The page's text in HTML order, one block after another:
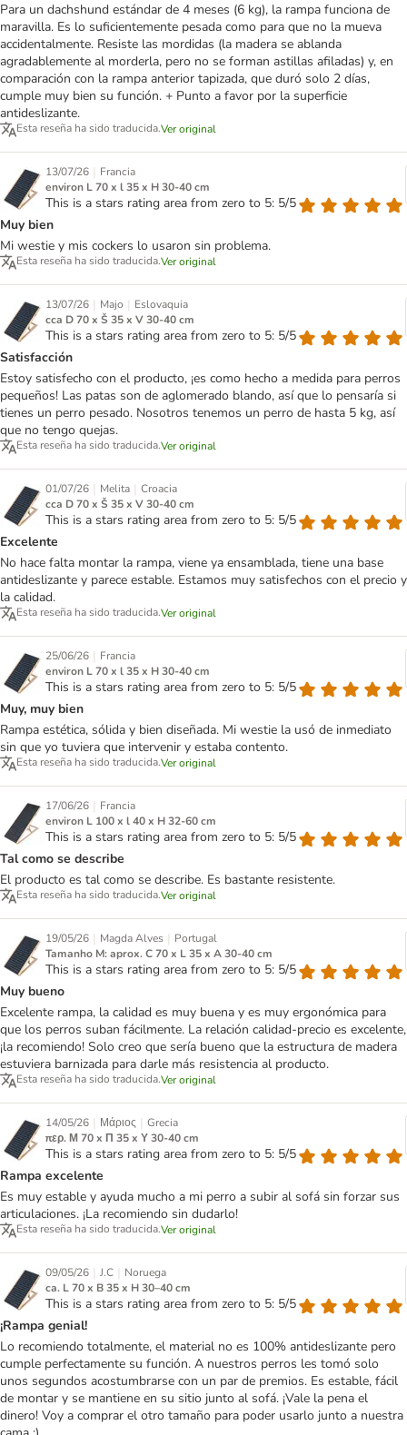
Para un dachshund estándar de 4 meses (6 kg), la rampa funciona de
maravilla. Es lo suficientemente pesada como para que no la mueva
accidentalmente. Resiste las mordidas (la madera se ablanda
agradablemente al morderla, pero no se forman astillas afiladas) y, en
comparación con la rampa anterior tapizada, que duró solo 2 días,
cumple muy bien su función. + Punto a favor por la superficie
antideslizante.
Esta reseña ha sido traducida.Ver original
13/07/26 | Francia
environ L 70 x l 35 x H 30-40 cm
This is a stars rating area from zero to 5: 5/5
Muy bien
Mi westie y mis cockers lo usaron sin problema.
Esta reseña ha sido traducida.Ver original
13/07/26 | Majo | Eslovaquia
cca D 70 x Š 35 x V 30-40 cm
This is a stars rating area from zero to 5: 5/5
Satisfacción
Estoy satisfecho con el producto, ¡es como hecho a medida para perros
pequeños! Las patas son de aglomerado blando, así que lo pensaría si
tienes un perro pesado. Nosotros tenemos un perro de hasta 5 kg, así
que no tengo quejas.
Esta reseña ha sido traducida.Ver original
01/07/26 | Melita | Croacia
cca D 70 x Š 35 x V 30-40 cm
This is a stars rating area from zero to 5: 5/5
Excelente
No hace falta montar la rampa, viene ya ensamblada, tiene una base
antideslizante y parece estable. Estamos muy satisfechos con el precio y
la calidad.
Esta reseña ha sido traducida.Ver original
25/06/26 | Francia
environ L 70 x l 35 x H 30-40 cm
This is a stars rating area from zero to 5: 5/5
Muy, muy bien
Rampa estética, sólida y bien diseñada. Mi westie la usó de inmediato
sin que yo tuviera que intervenir y estaba contento.
Esta reseña ha sido traducida.Ver original
17/06/26 | Francia
environ L 100 x l 40 x H 32-60 cm
This is a stars rating area from zero to 5: 5/5
Tal como se describe
El producto es tal como se describe. Es bastante resistente.
Esta reseña ha sido traducida.Ver original
19/05/26 | Magda Alves | Portugal
Tamanho M: aprox. C 70 x L 35 x A 30-40 cm
This is a stars rating area from zero to 5: 5/5
Muy bueno
Excelente rampa, la calidad es muy buena y es muy ergonómica para
que los perros suban fácilmente. La relación calidad-precio es excelente,
¡la recomiendo! Solo creo que sería bueno que la estructura de madera
estuviera barnizada para darle más resistencia al producto.
Esta reseña ha sido traducida.Ver original
14/05/26 | Μάριος | Grecia
περ. Μ 70 x Π 35 x Υ 30-40 cm
This is a stars rating area from zero to 5: 5/5
Rampa excelente
Es muy estable y ayuda mucho a mi perro a subir al sofá sin forzar sus
articulaciones. ¡La recomiendo sin dudarlo!
Esta reseña ha sido traducida.Ver original
09/05/26 | J.C | Noruega
ca. L 70 x B 35 x H 30–40 cm
This is a stars rating area from zero to 5: 5/5
¡Rampa genial!
Lo recomiendo totalmente, el material no es 100% antideslizante pero
cumple perfectamente su función. A nuestros perros les tomó solo
unos segundos acostumbrarse con un par de premios. Es estable, fácil
de montar y se mantiene en su sitio junto al sofá. ¡Vale la pena el
dinero! Voy a comprar el otro tamaño para poder usarlo junto a nuestra